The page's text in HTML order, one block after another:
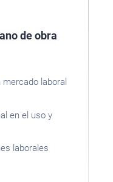
de obra
laboral
en el uso y
laborales